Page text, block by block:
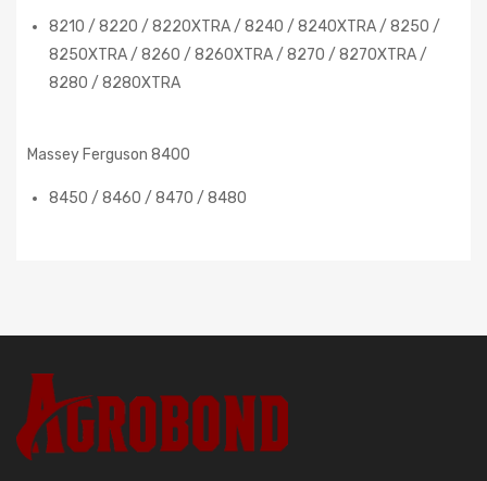
8210 / 8220 / 8220XTRA / 8240 / 8240XTRA / 8250 /
8250XTRA / 8260 / 8260XTRA / 8270 / 8270XTRA /
8280 / 8280XTRA
Massey Ferguson 8400
8450 / 8460 / 8470 / 8480